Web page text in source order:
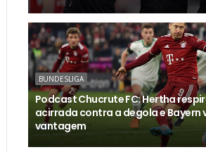
BUNDESLIGA
Podcast Chucrute FC: Hertha
acirrada contra a degola e Bayern
vantagem